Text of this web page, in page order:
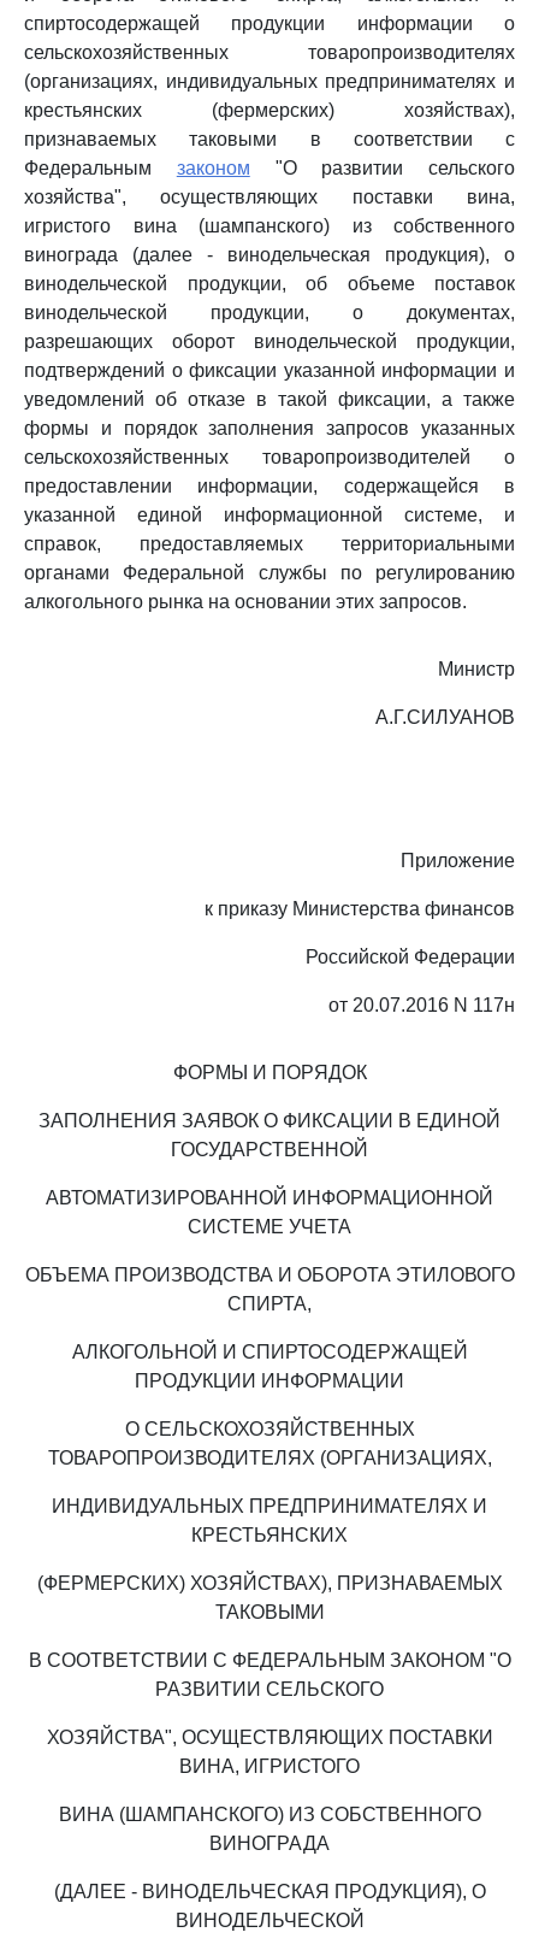
спиртосодержащей продукции информации о
сельскохозяйственных товаропроизводителях
(организациях, индивидуальных предпринимателях и
крестьянских (фермерских) хозяйствах),
признаваемых таковыми в соответствии с
Федеральным законом "О развитии сельского
хозяйства", осуществляющих поставки вина,
игристого вина (шампанского) из собственного
винограда (далее - винодельческая продукция), о
винодельческой продукции, об объеме поставок
винодельческой продукции, о документах,
разрешающих оборот винодельческой продукции,
подтверждений о фиксации указанной информации и
уведомлений об отказе в такой фиксации, а также
формы и порядок заполнения запросов указанных
сельскохозяйственных товаропроизводителей о
предоставлении информации, содержащейся в
указанной единой информационной системе, и
справок, предоставляемых территориальными
органами Федеральной службы по регулированию
алкогольного рынка на основании этих запросов.
Министр
А.Г.СИЛУАНОВ
Приложение
к приказу Министерства финансов
Российской Федерации
от 20.07.2016 N 117н
ФОРМЫ И ПОРЯДОК
ЗАПОЛНЕНИЯ ЗАЯВОК О ФИКСАЦИИ В ЕДИНОЙ
ГОСУДАРСТВЕННОЙ
АВТОМАТИЗИРОВАННОЙ ИНФОРМАЦИОННОЙ
СИСТЕМЕ УЧЕТА
ОБЪЕМА ПРОИЗВОДСТВА И ОБОРОТА ЭТИЛОВОГО
СПИРТА,
АЛКОГОЛЬНОЙ И СПИРТОСОДЕРЖАЩЕЙ
ПРОДУКЦИИ ИНФОРМАЦИИ
О СЕЛЬСКОХОЗЯЙСТВЕННЫХ
ТОВАРОПРОИЗВОДИТЕЛЯХ (ОРГАНИЗАЦИЯХ,
ИНДИВИДУАЛЬНЫХ ПРЕДПРИНИМАТЕЛЯХ И
КРЕСТЬЯНСКИХ
(ФЕРМЕРСКИХ) ХОЗЯЙСТВАХ), ПРИЗНАВАЕМЫХ
ТАКОВЫМИ
В СООТВЕТСТВИИ С ФЕДЕРАЛЬНЫМ ЗАКОНОМ "О
РАЗВИТИИ СЕЛЬСКОГО
ХОЗЯЙСТВА", ОСУЩЕСТВЛЯЮЩИХ ПОСТАВКИ
ВИНА, ИГРИСТОГО
ВИНА (ШАМПАНСКОГО) ИЗ СОБСТВЕННОГО
ВИНОГРАДА
(ДАЛЕЕ - ВИНОДЕЛЬЧЕСКАЯ ПРОДУКЦИЯ), О
ВИНОДЕЛЬЧЕСКОЙ